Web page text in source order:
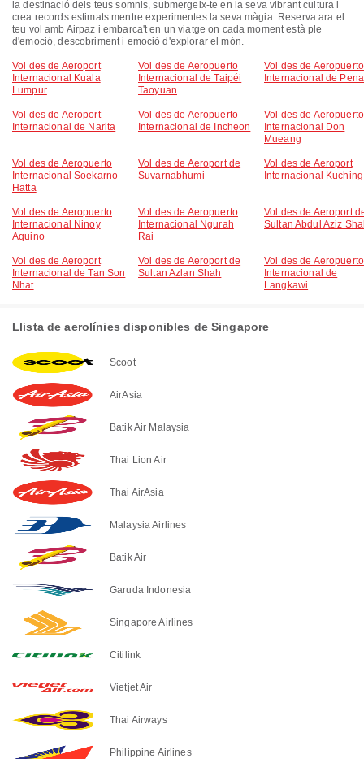
la destinació dels teus somnis, submergeix-te en la seva vibrant cultura i
crea records estimats mentre experimentes la seva màgia. Reserva ara el
teu vol amb Airpaz i embarca't en un viatge on cada moment està ple
d'emoció, descobriment i emoció d'explorar el món.
Vol des de Aeroport
Internacional Kuala
Lumpur
Vol des de Aeropuerto
Internacional de Taipéi
Taoyuan
Vol des de Aeropuerto
Internacional de
Vol des de Aeroport
Internacional de Narita
Vol des de Aeropuerto
Internacional de Incheon
Vol des de Aeropuerto
Internacional Don
Mueang
Vol des de Aeropuerto
Internacional Soekarno-
Hatta
Vol des de Aeroport de
Suvarnabhumi
Vol des de Aeroport
Internacional Kuching
Vol des de Aeropuerto
Internacional Ninoy
Aquino
Vol des de Aeropuerto
Internacional Ngurah
Rai
Vol des de Aeroport
Sultan Abdul Aziz
Vol des de Aeroport
Internacional de Tan Son
Nhat
Vol des de Aeroport de
Sultan Azlan Shah
Vol des de Aeropuerto
Internacional de
Langkawi
Llista de aerolínies disponibles de Singapore
Scoot
AirAsia
Batik Air Malaysia
Thai Lion Air
Thai AirAsia
Malaysia Airlines
Batik Air
Garuda Indonesia
Singapore Airlines
Citilink
Vietjet Air
Thai Airways
Philippine Airlines